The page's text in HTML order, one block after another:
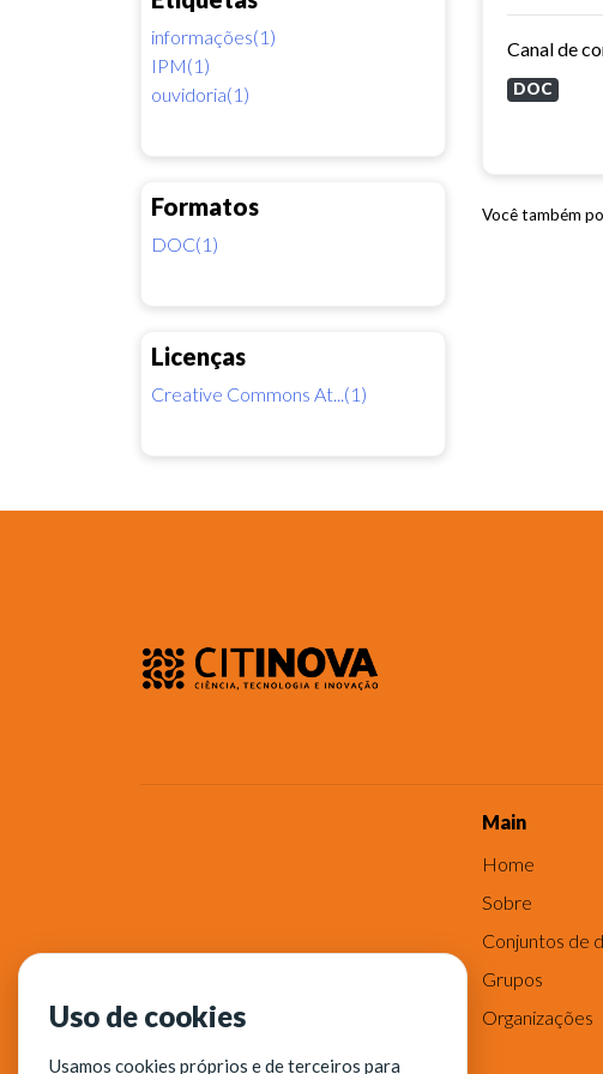
informações(1)
IPM(1)
ouvidoria(1)
Formatos
DOC(1)
Licenças
Creative Commons At...(1)
Canal de
DOC
Você também
Main
Home
Sobre
Conjuntos de
Grupos
Organizações
Uso de cookies
Usamos cookies próprios e de terceiros para